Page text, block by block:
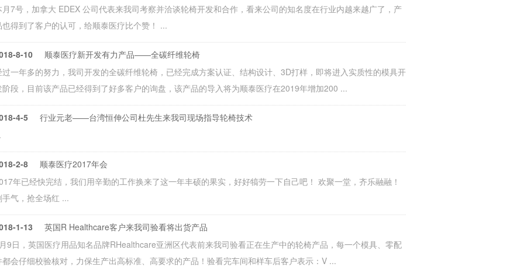
月7号，加拿大 EDEX 公司代表来我司考察并洽谈轮椅开发和合作，看来公司的知名度在行业内越来越广了，产
也得到了客户的认可，给顺泰医疗比个赞！ ...
8-10
顺泰医疗新开发有力产品——全碳纤维轮椅
过一年多的努力，我司开发的全碳纤维轮椅，已经完成方案认证、结构设计、3D打样，即将进入实质性的模具开
阶段，目前该产品已经得到了好多客户的询盘，该产品的导入将为顺泰医疗在2019年增加200 ...
4-5
行业元老——台湾恒伸公司杜先生来我司现场指导轮椅技术
2-8
顺泰医疗2017年会
年已经快完结，我们用辛勤的工作换来了这一年丰硕的果实，好好犒劳一下自己吧！ 欢聚一堂，齐乐融融！
手气，抢全场红 ...
1-13
英国R Healthcare客户来我司验看将出货产品
9日，英国医疗用品知名品牌RHealthcare亚洲区代表前来我司验看正在生产中的轮椅产品，每一个模具、零配
都会仔细校验核对，力保生产出高标准、高要求的产品！验看完车间和样车后客户表示：V ...